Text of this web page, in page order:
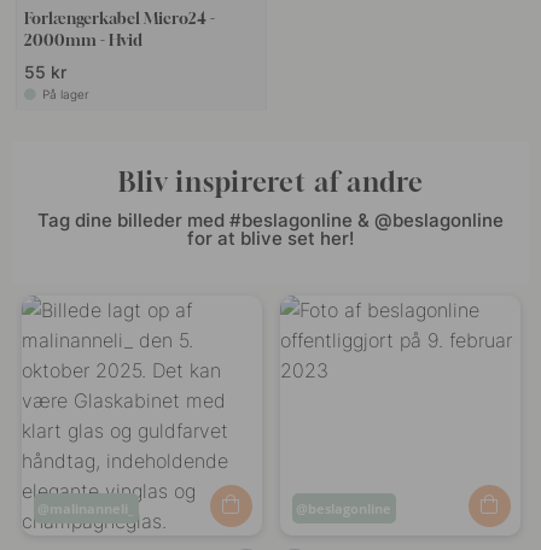
Forlængerkabel Micro24 -
2000mm - Hvid
55 kr
På lager
Bliv inspireret af andre
Tag dine billeder med #beslagonline & @beslagonline
for at blive set her!
Opslag
offentliggjort
malinanneli_
Opslag
beslagonline